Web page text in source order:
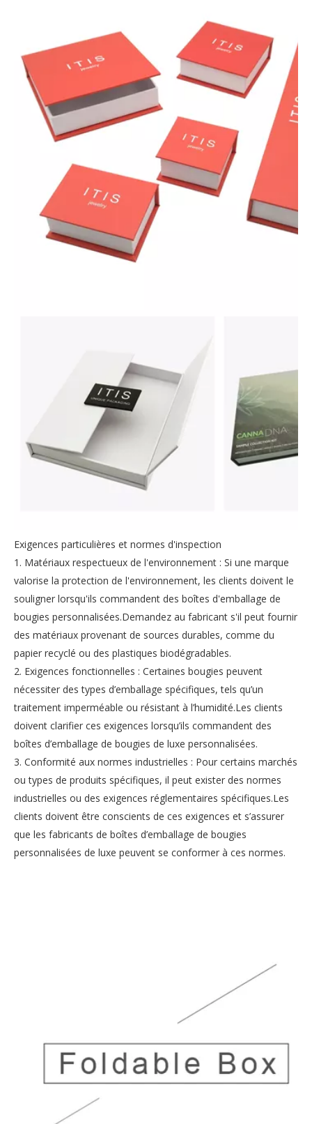
Exigences particulières et normes d'inspection
1. Matériaux respectueux de l'environnement : Si une marque
valorise la protection de l'environnement, les clients doivent le
souligner lorsqu'ils commandent des boîtes d'emballage de
bougies personnalisées.Demandez au fabricant s'il peut fournir
des matériaux provenant de sources durables, comme du
papier recyclé ou des plastiques biodégradables.
2. Exigences fonctionnelles : Certaines bougies peuvent
nécessiter des types d’emballage spécifiques, tels qu’un
traitement imperméable ou résistant à l’humidité.Les clients
doivent clarifier ces exigences lorsqu’ils commandent des
boîtes d’emballage de bougies de luxe personnalisées.
3. Conformité aux normes industrielles : Pour certains marchés
ou types de produits spécifiques, il peut exister des normes
industrielles ou des exigences réglementaires spécifiques.Les
clients doivent être conscients de ces exigences et s’assurer
que les fabricants de boîtes d’emballage de bougies
personnalisées de luxe peuvent se conformer à ces normes.